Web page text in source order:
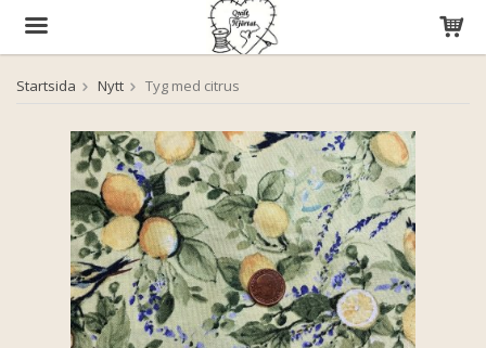
Produkten har blivit tillagd i varukorgen
Startsida Nytt Tyg med citrus